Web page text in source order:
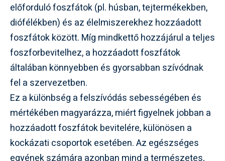
előforduló foszfátok (pl. húsban, tejtermékekben,
diófélékben) és az élelmiszerekhez hozzáadott
foszfátok között. Míg mindkettő hozzájárul a teljes
foszforbevitelhez, a hozzáadott foszfátok
általában könnyebben és gyorsabban szívódnak
fel a szervezetben.
Ez a különbség a felszívódás sebességében és
mértékében magyarázza, miért figyelnek jobban a
hozzáadott foszfátok bevitelére, különösen a
kockázati csoportok esetében. Az egészséges
egyének számára azonban mind a természetes,